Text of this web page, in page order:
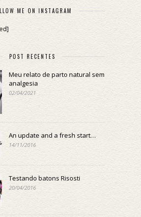
ME ON INSTAGRAM
POST RECENTES
Meu relato de parto natural sem
analgesia
02/04/2021
An update and a fresh start…
14/11/2016
Testando batons Risosti
20/04/2016